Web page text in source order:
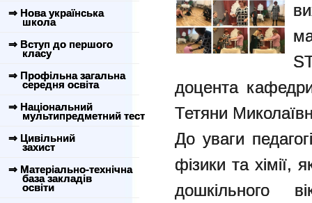
⇒ Нова українська
школа
⇒ Вступ до першого
класу
⇒ Профільна загальна
середня освіта
⇒ Національний
мультипредметний тест
⇒ Цивільний
захист
⇒ Матеріально-технічна
база закладів
освіти
доцента
Тетяни
До уваги
фізики та хімії,
дошкільного